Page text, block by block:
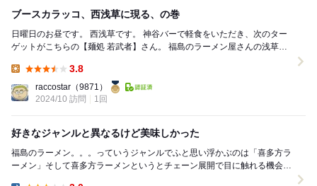
ブースカラッコ、西浅草に現る、の巻
日曜日のお昼です。 西浅草です。 神谷バーで軽食をいただき、次のター
ゲットがこちらの【麺処 若武者】さん。 福島のラーメン屋さんの浅草支
3.8
raccostar （9871）
2024/10 訪問
1回
好きなジャンルと異なるけど美味しかった
福島のラーメン。。。っていうジャンルでふと思い浮かぶのは「喜多方ラ
ーメン」そして喜多方ラーメンというとチェーン展開で目に触れる機会が